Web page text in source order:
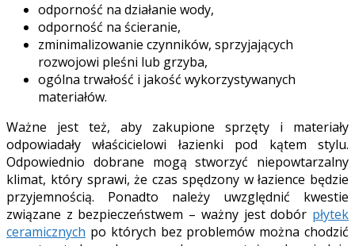
odporność na działanie wody,
odporność na ścieranie,
zminimalizowanie czynników, sprzyjających
rozwojowi pleśni lub grzyba,
ogólna trwałość i jakość wykorzystywanych
materiałów.
Ważne jest też, aby zakupione sprzęty i materiały
odpowiadały właścicielowi łazienki pod kątem stylu.
Odpowiednio dobrane mogą stworzyć niepowtarzalny
klimat, który sprawi, że czas spędzony w łazience będzie
przyjemnością. Ponadto należy uwzględnić kwestie
związane z bezpieczeństwem – ważny jest dobór płytek
ceramicznych po których bez problemów można chodzić